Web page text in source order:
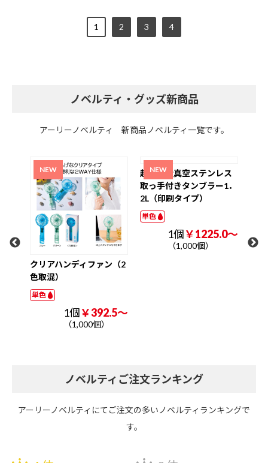
1 2 3 4
ノベルティ・グッズ新商品
アーリーノベルティ 新商品ノベルティ一覧です。
クリアハンディファン（2
色取混）
単色
1個￥392.5～
（1,000個）
アーリーノベルティにてご注文の多いノベルティランキングで